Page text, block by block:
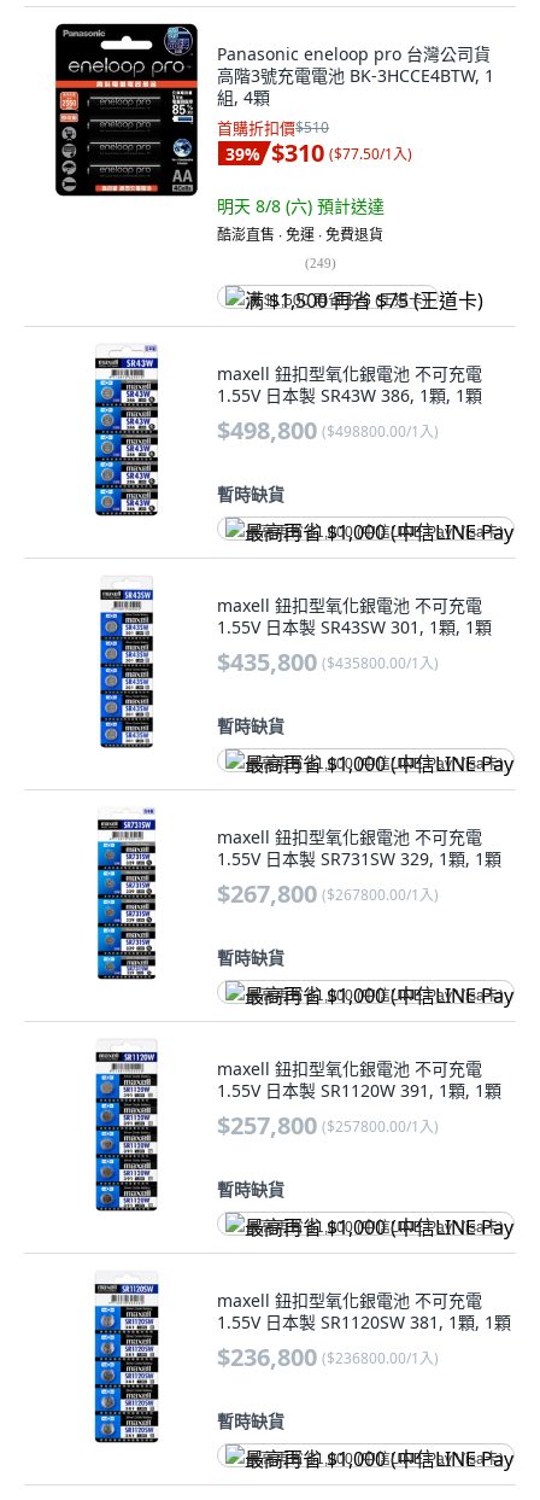
Panasonic eneloop pro 台灣公司貨
高階3號充電電池 BK-3HCCE4BTW, 1
組, 4顆
首購折扣價$510
39% $310 ($77.50/1入)
明天 8/8 (六) 預計送達
酷澎直售 ∙ 免運 ∙ 免費退貨
(249)
满 $1,500 再省 $75 (王道卡)
maxell 鈕扣型氧化銀電池 不可充電
1.55V 日本製 SR43W 386, 1顆, 1顆
$498,800 ($498800.00/1入)
暫時缺貨
最高再省 $1,000 (中信LINE Pay Visa卡)
maxell 鈕扣型氧化銀電池 不可充電
1.55V 日本製 SR43SW 301, 1顆, 1顆
$435,800 ($435800.00/1入)
暫時缺貨
最高再省 $1,000 (中信LINE Pay Visa卡)
maxell 鈕扣型氧化銀電池 不可充電
1.55V 日本製 SR731SW 329, 1顆, 1顆
$267,800 ($267800.00/1入)
暫時缺貨
最高再省 $1,000 (中信LINE Pay Visa卡)
maxell 鈕扣型氧化銀電池 不可充電
1.55V 日本製 SR1120W 391, 1顆, 1顆
$257,800 ($257800.00/1入)
暫時缺貨
最高再省 $1,000 (中信LINE Pay Visa卡)
maxell 鈕扣型氧化銀電池 不可充電
1.55V 日本製 SR1120SW 381, 1顆, 1顆
$236,800 ($236800.00/1入)
暫時缺貨
最高再省 $1,000 (中信LINE Pay Visa卡)